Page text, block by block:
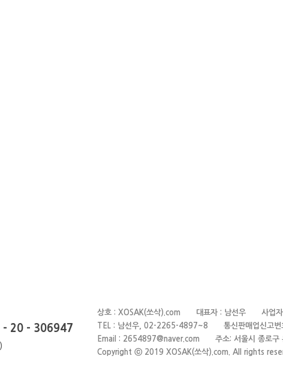
- 20 - 306947
상호 : XOSAK(쏘삭).com 대표자 : 남선우 사업자
TEL : 남선우, 02-2265-4897~8 통신판매업신고번
Email : 2654897@naver.com 주소: 서울시 종로구
Copyright ⓒ 2019 XOSAK(쏘삭).com. All rights